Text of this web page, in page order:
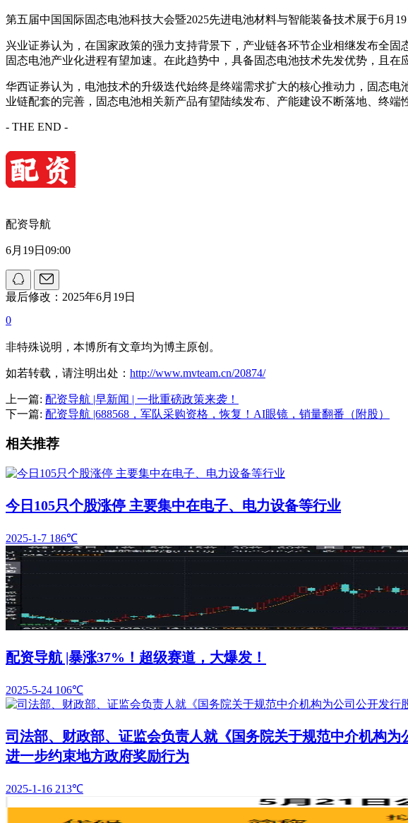
第五届中国国际固态电池科技大会暨2025先进电池材料与智能装备技术展于6月19
兴业证券认为，在国家政策的强力支持背景下，产业链各环节企业相继发布全
固态电池产业化进程有望加速。在此趋势中，具备固态电池技术先发优势，且在
华西证券认为，电池技术的升级迭代始终是终端需求扩大的核心推动力，固态
业链配套的完善，固态电池相关新产品有望陆续发布、产能建设不断落地、终端
- THE END -
配资导航
6月19日09:00
最后修改：2025年6月19日
0
非特殊说明，本博所有文章均为博主原创。
如若转载，请注明出处： http://www.mvteam.cn/20874/
上一篇: 配资导航 |早新闻 | 一批重磅政策来袭！
下一篇: 配资导航 |688568，军队采购资格，恢复！AI眼镜，销量翻番（附股）
相关推荐
今日105只个股涨停 主要集中在电子、电力设备等行业
2025-1-7 186℃
配资导航 |暴涨37%！超级赛道，大爆发！
2025-5-24 106℃
司法部、财政部、证监会负责人就《国务院关于规范中介机构
进一步约束地方政府奖励行为
2025-1-16 213℃